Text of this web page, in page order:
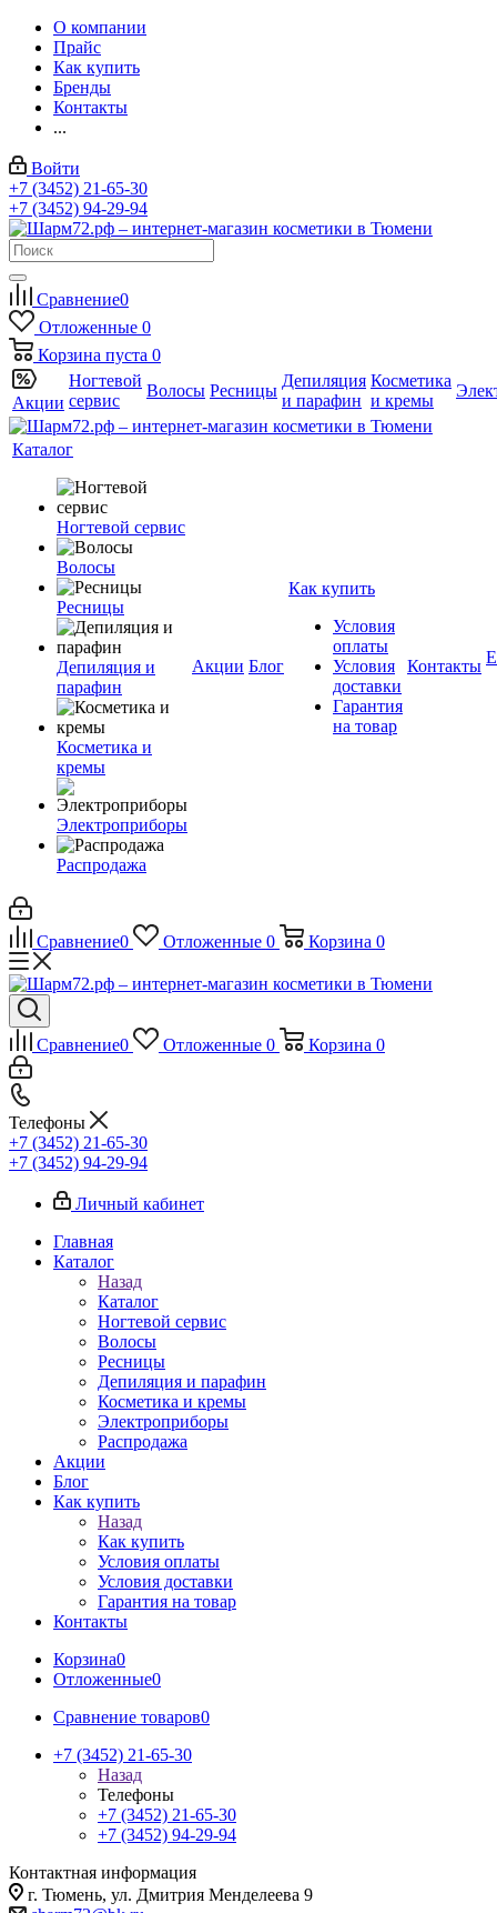
О компании
Прайс
Как купить
Бренды
Контакты
...
Войти
+7 (3452) 21-65-30
+7 (3452) 94-29-94
Сравнение0
Отложенные 0
Корзина пуста 0
Акции
Ногтевой
сервис
Волосы Ресницы
Депиляция
и парафин
Косметика
и кремы
Каталог
Ногтевой сервис
Волосы
Ресницы
Депиляция и
парафин
Косметика и
кремы
Электроприборы
Распродажа
Акции Блог
Как купить
Условия
оплаты
Условия
доставки
Гарантия
на товар
Контакты
Сравнение0 Отложенные 0 Корзина 0
Сравнение0 Отложенные 0 Корзина 0
Телефоны
+7 (3452) 21-65-30
+7 (3452) 94-29-94
Личный кабинет
Главная
Каталог
Назад
Каталог
Ногтевой сервис
Волосы
Ресницы
Депиляция и парафин
Косметика и кремы
Электроприборы
Распродажа
Акции
Блог
Как купить
Назад
Как купить
Условия оплаты
Условия доставки
Гарантия на товар
Контакты
Корзина0
Отложенные0
Сравнение товаров0
+7 (3452) 21-65-30
Назад
Телефоны
+7 (3452) 21-65-30
+7 (3452) 94-29-94
Контактная информация
г. Тюмень, ул. Дмитрия Менделеева 9